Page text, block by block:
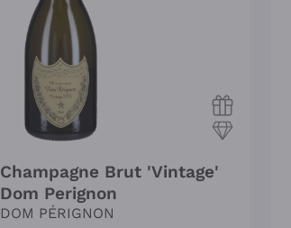
Champagne Brut 'Vintage'
Dom Perignon
DOM PÉRIGNON